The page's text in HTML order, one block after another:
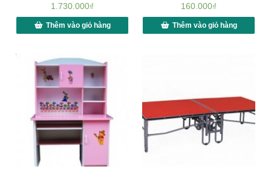
1.730.000₫
Thêm vào giỏ hàng
160.000₫
Thêm vào giỏ hàng